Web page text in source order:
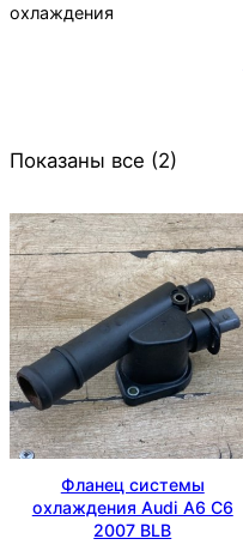
охлаждения
Показаны все (2)
Фланец системы
охлаждения Audi А6 С6
2007 BLB